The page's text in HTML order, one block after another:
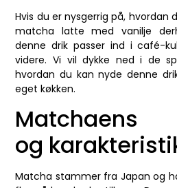
Hvis du er nysgerrig på, hvordan
matcha latte med vanilje
denne drik passer ind i café-
videre. Vi vil dykke ned i de
hvordan du kan nyde denne
eget køkken.
Matchaens
og
Matcha stammer fra Japan og